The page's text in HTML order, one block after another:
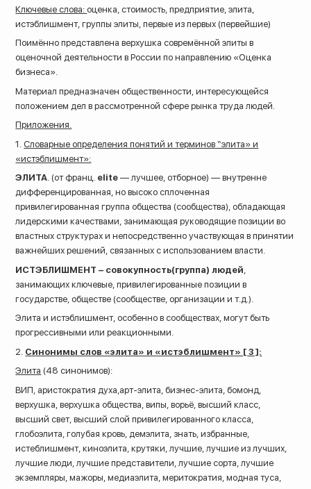
Ключевые слова:оценка, стоимость, предприятие, элита,
истэблишмент, группы элиты, первые из первых (первейшие)
Поимённо представлена верхушка совремённой элиты в
оценочной деятельности в России по направлению «Оценка
бизнеса».
Материал предназначен общественности, интересующейся
положением дел в рассмотренной сфере рынка труда людей.
Приложения.
1.Словарные определения понятий и терминов “элита» и
«истэблишмент»:
ЭЛИТА. (от франц. elite — лучшее, отборное) — внутренне
дифференцированная, но высоко сплоченная
привилегированная группа общества (сообщества), обладающая
лидерскими качествами, занимающая руководящие позиции во
властных структурах и непосредственно участвующая в принятии
важнейших решений, связанных с использованием власти.
ИСТЭБЛИШМЕНТ – совокупность(группа) людей
занимающих ключевые, привилегированные позиции в
государстве, обществе (сообществе, организации и т.д.).
Элита и истэблишмент, особенно в сообществах, могут быть
прогрессивными или реакционными.
2. Синонимы слов «элита» и «истэблишмент» [ 3 ]:
Элита (48 синонимов):
ВИП, аристократия духа,арт-элита, бизнес-элита, бомонд,
верхушка, верхушка общества, випы, ворьё, высший класс,
высший свет, высший слой привилегированного класса,
глобоэлита, голубая кровь, демэлита, знать, избранные,
истеблишмент, киноэлита, крутяки, лучшие, лучшие из лучших,
лучшие люди, лучшие представители, лучшие сорта, лучшие
экземпляры, мажоры, медиаэлита, меритократия, модная туса,